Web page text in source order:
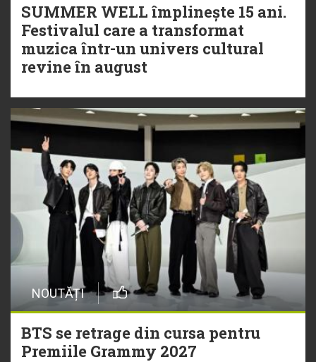
SUMMER WELL împlinește 15 ani.
Festivalul care a transformat
muzica într-un univers cultural
revine în august
NOUTĂȚI
BTS se retrage din cursa pentru
Premiile Grammy 2027